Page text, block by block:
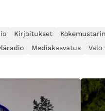
Kirjoitukset
Mediakasvatus Valo